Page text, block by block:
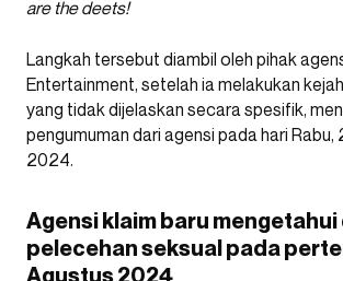
are the deets!
Langkah tersebut diambil oleh pihak
Entertainment, setelah ia melakukan
yang tidak dijelaskan secara spesifik,
pengumuman dari agensi pada hari Rabu,
2024.
Agensi klaim baru
pelecehan seksual pada
Agustus 2024